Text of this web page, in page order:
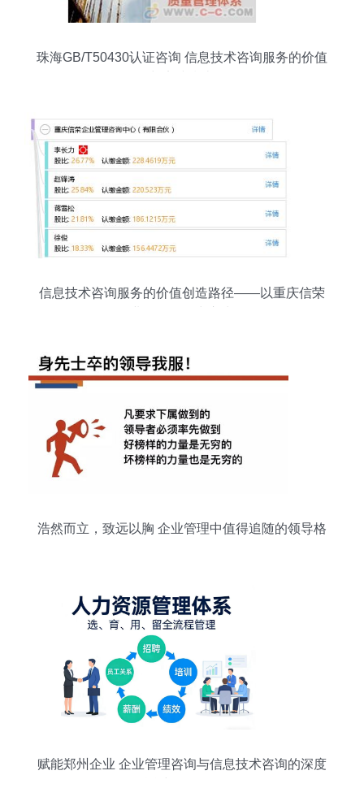
珠海GB/T50430认证咨询 信息技术咨询服务的价值
信息技术咨询服务的价值创造路径——以重庆信荣
浩然而立，致远以胸 企业管理中值得追随的领导格
赋能郑州企业 企业管理咨询与信息技术咨询的深度